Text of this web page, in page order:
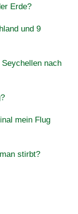
Erde?
und 9
nach
mein Flug
stirbt?